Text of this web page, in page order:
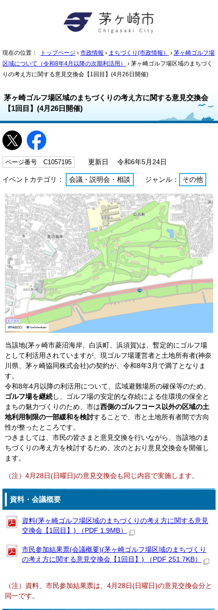
現在の位置： トップページ › 市政情報 › まちづくり(市政情報） › 茅ヶ崎ゴルフ場
区域について（令和8年4月以降の次期利活用）
› 茅ヶ崎ゴルフ場区域のまちづく
りの考え方に関する意見交換会【1回目】(4月26日開催)
茅ヶ崎ゴルフ場区域のまちづくりの考え方に関する意見交換会
【1回目】(4月26日開催)
ページ番号 C1057195 更新日 令和6年5月24日
イベントカテゴリ： 会議・説明会・相談 ジャンル： その他
当該地(茅ヶ崎市菱沼海岸、白浜町、浜須賀)は、暫定的にゴルフ場
として利活用されていますが、現ゴルフ場運営者と土地所有者(神奈
川県、茅ヶ崎協同株式会社)の契約が、令和8年3月で満了となりま
す。
令和8年4月以降の利活用について、広域避難場所の確保等のため、
ゴルフ場を継続 し、ゴルフ場の安定的な存続による住環境の保全と
まちの魅力づくりのため、市は西側のゴルフコース以外の区域の土
地利用制限の一部緩和を検討することで、市と土地所有者間で方向
性が整ったところです。
つきましては、市民の皆さまと意見交換を行いながら、当該地のま
ちづくりの考え方を検討するため、次のとおり意見交換会を開催し
ます。
（注）4月28日(日曜日)の意見交換会も同じ内容で実施します。
資料・会議概要
資料(茅ヶ崎ゴルフ場区域のまちづくりの考え方に関する意見
交換会【1回目】) （PDF 1.9MB）
市民参加結果票(会議概要)(茅ヶ崎ゴルフ場区域のまちづくり
の考え方に関する意見交換会【1回目】) （PDF 251.7KB）
（注）資料、市民参加結果票は、4月28日(日曜日)の意見交換会分と
同一です。